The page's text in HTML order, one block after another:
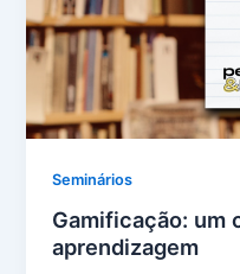
Seminários
Gamificação: um
aprendizagem